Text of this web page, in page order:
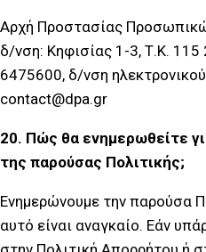
Αρχή Προστασίας
δ/νση: Κηφισίας 1-3, Τ.Κ. 115
6475600, δ/νση
contact@dpa.gr
20. Πώς θα ενημερωθείτε
της παρούσας Πολιτικής;
Ενημερώνουμε την παρούσα
αυτό είναι αναγκαίο. Εάν